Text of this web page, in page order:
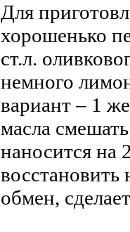
Для
хорошенько
ст.л.
немного
вариант – 1
масла
наносится на
обмен,